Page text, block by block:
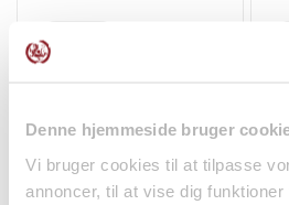
Denne hjemmeside bruger
Vi bruger cookies til at tilpasse
annoncer, til at vise dig